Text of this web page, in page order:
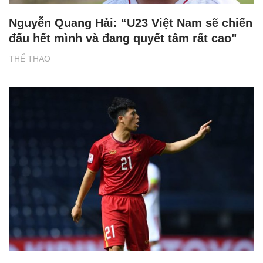
THỂ THAO
Nguyễn Quang Hải: “U23 Việt Nam sẽ chiến
đấu hết mình và đang quyết tâm rất cao"